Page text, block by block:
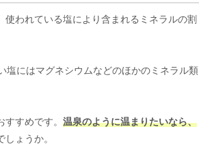
われている塩により含まれるミネラルの割
塩にはマグネシウムなどのほかのミネラル類
すすめです。 温泉のように温まりたいなら、
しょうか。